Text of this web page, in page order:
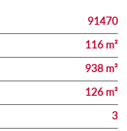
91470
116 m²
938 m²
126 m²
3